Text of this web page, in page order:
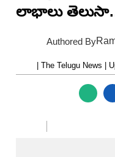
లాభాలు
Authored By
| The Telugu News |